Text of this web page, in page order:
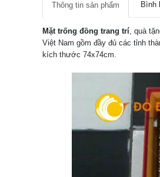
Thông tin sản phẩm Bình
Mặt trống đồng trang trí , quà
Việt Nam gồm đầy đủ các tỉnh
kích thước 74x74cm.